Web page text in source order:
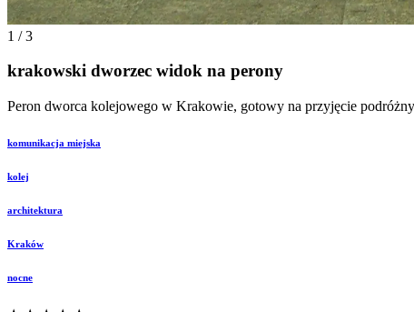
1 / 3
krakowski dworzec widok na perony
Peron dworca kolejowego w Krakowie, gotowy na przyjęcie
komunikacja miejska
kolej
architektura
Kraków
nocne